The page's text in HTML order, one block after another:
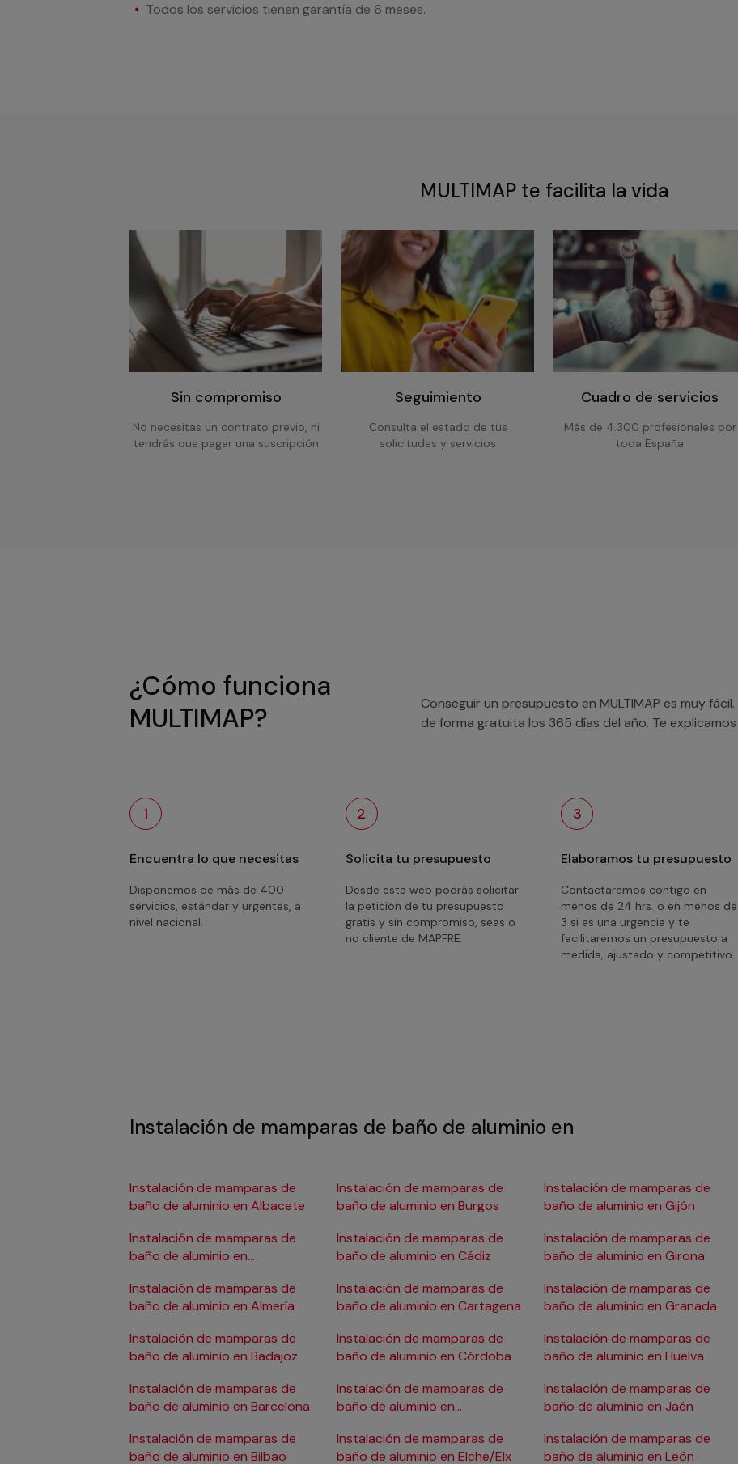
Todos los servicios tienen garantía de 6 meses.
MULTIMAP te facilita la vida
Sin compromiso
No necesitas un contrato previo, ni
tendrás que pagar una suscripción
Seguimiento
Consulta el estado de tus
solicitudes y servicios
Cuadro de servicios
Más de 4.300 profesionales por
toda España
¿Cómo funciona
MULTIMAP?
Conseguir un presupuesto en MULTIMAP es muy
de forma gratuita los 365 días del año. Te
1
Encuentra lo que necesitas
Disponemos de más de 400
servicios, estándar y urgentes, a
nivel nacional.
2
Solicita tu presupuesto
Desde esta web podrás solicitar
la petición de tu presupuesto
gratis y sin compromiso, seas o
no cliente de MAPFRE.
3
Elaboramos tu presupuesto
Contactaremos contigo en
menos de 24 hrs. o en menos de
3 si es una urgencia y te
facilitaremos un presupuesto a
medida, ajustado y competitivo.
Instalación de mamparas de baño de aluminio en
Instalación de mamparas de
baño de aluminio en Albacete
Instalación de mamparas de
baño de aluminio en
Instalación de mamparas de
baño de aluminio en Almería
Instalación de mamparas de
baño de aluminio en Badajoz
Instalación de mamparas de
baño de aluminio en Barcelona
Instalación de mamparas de
baño de aluminio en Bilbao
Instalación de mamparas de
baño de aluminio en Burgos
Instalación de mamparas de
baño de aluminio en Cádiz
Instalación de mamparas de
baño de aluminio en Cartagena
Instalación de mamparas de
baño de aluminio en Córdoba
Instalación de mamparas de
baño de aluminio en
Instalación de mamparas de
baño de aluminio en Elche/Elx
Instalación de mamparas de
baño de aluminio en Gijón
Instalación de mamparas de
baño de aluminio en Girona
Instalación de mamparas de
baño de aluminio en Granada
Instalación de mamparas de
baño de aluminio en Huelva
Instalación de mamparas de
baño de aluminio en Jaén
Instalación de mamparas de
baño de aluminio en León